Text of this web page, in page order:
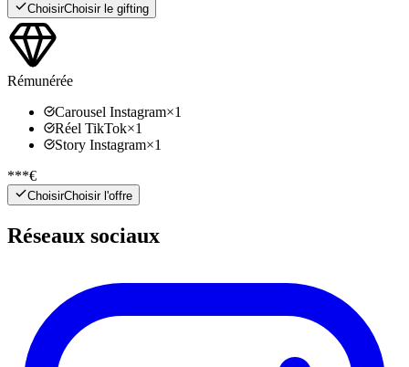
ChoisirChoisir le gifting
Rémunérée
Carousel Instagram×1
Réel TikTok×1
Story Instagram×1
***€
ChoisirChoisir l'offre
Réseaux sociaux